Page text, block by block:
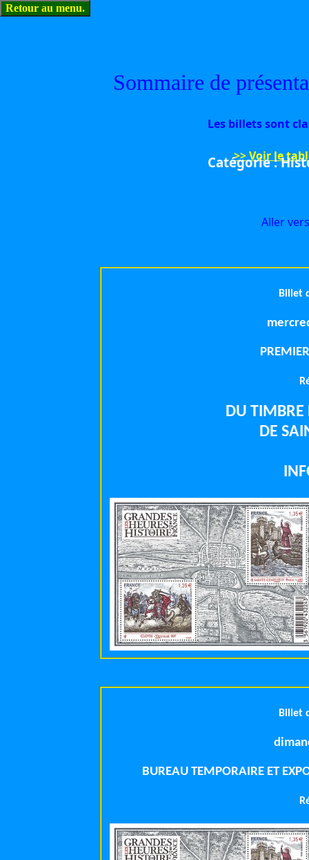
Catégorie :
Sommaire de
Les billets sont
>> Voir le
Aller
Billet
DU TIMBRE
DE
Billet
BUREAU TEMPORAIRE ET